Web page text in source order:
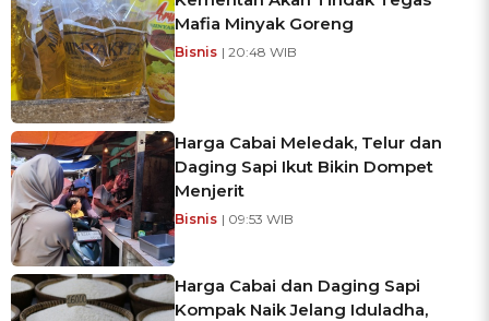
Mafia Minyak Goreng
Bisnis | 20:48 WIB
Harga Cabai Meledak, Telur dan
Daging Sapi Ikut Bikin Dompet
Menjerit
Bisnis | 09:53 WIB
Harga Cabai dan Daging Sapi
Kompak Naik Jelang Iduladha,